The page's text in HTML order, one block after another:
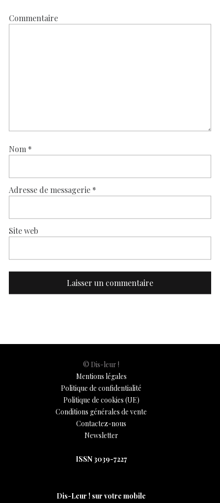
Commentaire
Nom *
Adresse de messagerie *
Site web
© Dis-leur !
Mentions légales
Politique de confidentialité
Politique de cookies (UE)
Conditions générales de vente
Contactez-nous
Newsletter
ISSN 3039-7227
Dis-Leur ! sur votre mobile